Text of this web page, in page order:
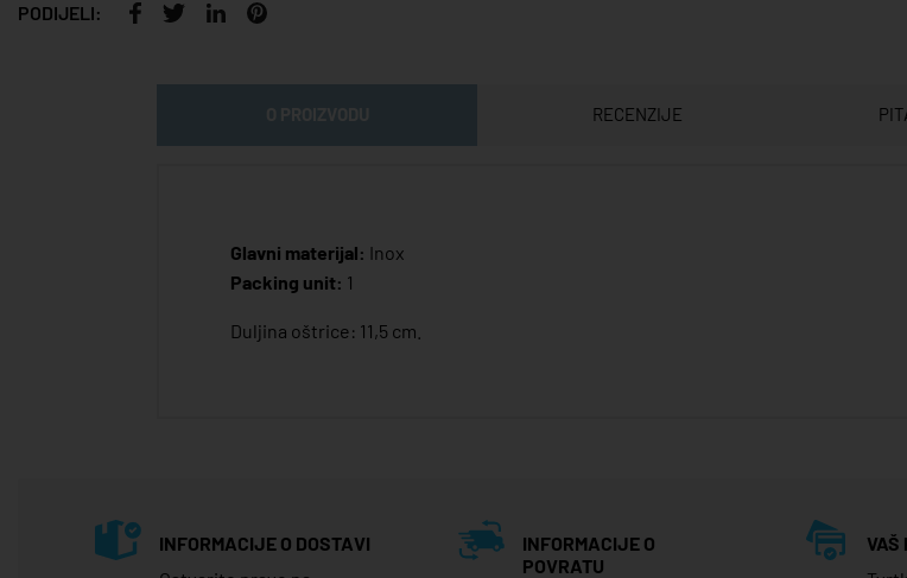
PODIJELI:
RECENZIJE
Glavni materijal: Inox
Packing unit: 1
Duljina oštrice: 11,5 cm.
INFORMACIJE O DOSTAVI
INFORMACIJE O
POVRATU
VAŠ